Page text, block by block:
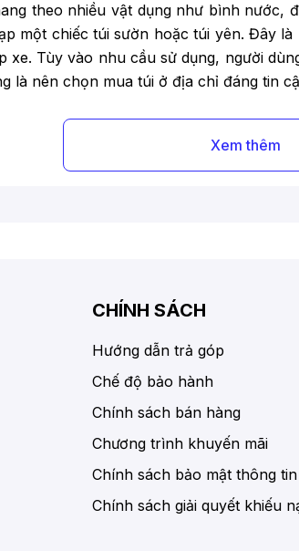
theo nhiều vật dụng như bình
một chiếc túi sườn hoặc túi yên. Đây
xe. Tùy vào nhu cầu sử dụng, người
là nên chọn mua túi ở địa chỉ đáng tin
về túi xe đạp
dụng cụ sửa xe đạp như bình
còn giúp người lái cất giữ các vật dụng
ở trong túi, giúp người lái không cần
túi xe đạp
Xem thêm
CHÍNH SÁCH
Hướng dẫn trả góp
Chế độ bảo hành
Chính sách bán hàng
Chương trình khuyến mãi
Chính sách bảo mật thông tin
Chính sách giải quyết khiếu